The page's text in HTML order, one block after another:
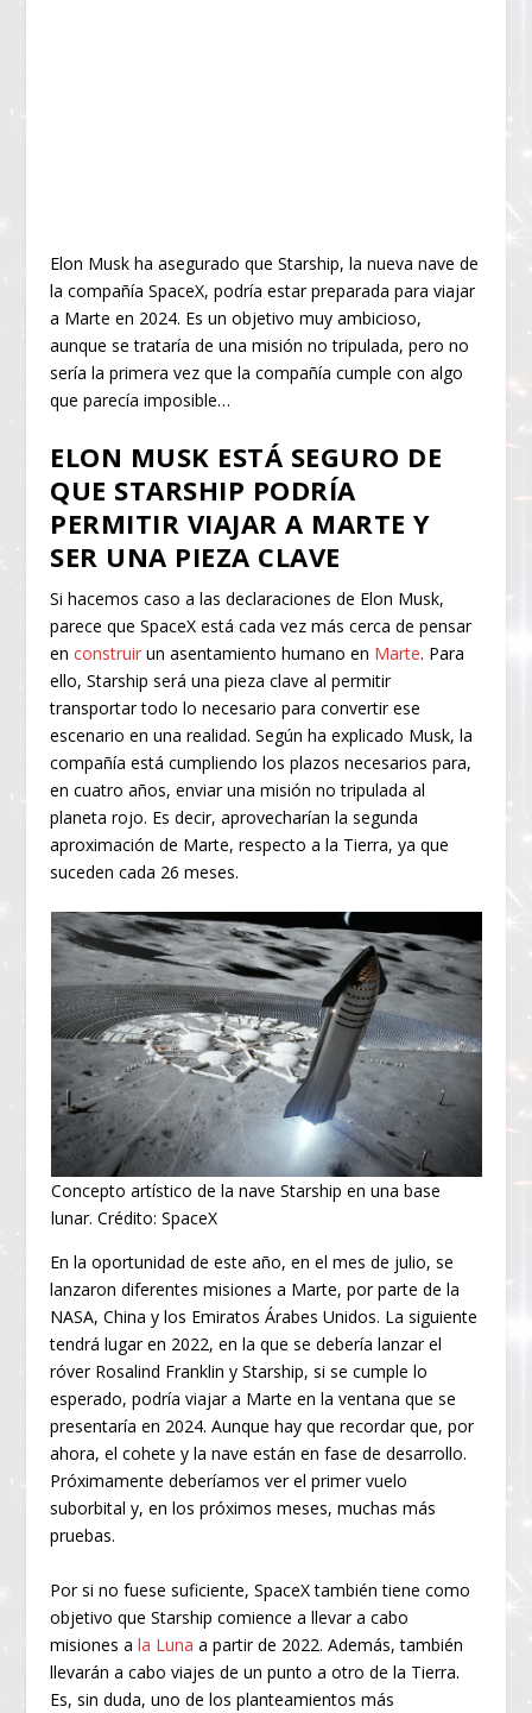
Elon Musk ha asegurado que Starship, la nueva nave de
la compañía SpaceX, podría estar preparada para viajar
a Marte en 2024. Es un objetivo muy ambicioso,
aunque se trataría de una misión no tripulada, pero no
sería la primera vez que la compañía cumple con algo
que parecía imposible…
ELON MUSK ESTÁ SEGURO DE
QUE STARSHIP PODRÍA
PERMITIR VIAJAR A MARTE Y
SER UNA PIEZA CLAVE
Si hacemos caso a las declaraciones de Elon Musk,
parece que SpaceX está cada vez más cerca de pensar
enconstruir un asentamiento humano en Marte. Para
ello, Starship será una pieza clave al permitir
transportar todo lo necesario para convertir ese
escenario en una realidad. Según ha explicado Musk, la
compañía está cumpliendo los plazos necesarios para,
en cuatro años, enviar una misión no tripulada al
planeta rojo. Es decir, aprovecharían la segunda
aproximación de Marte, respecto a la Tierra, ya que
suceden cada 26 meses.
Concepto artístico de la nave Starship en una base
lunar. Crédito: SpaceX
En la oportunidad de este año, en el mes de julio, se
lanzaron diferentes misiones a Marte, por parte de la
NASA, China y los Emiratos Árabes Unidos. La siguiente
tendrá lugar en 2022, en la que se debería lanzar el
róver Rosalind Franklin y Starship, si se cumple lo
esperado, podría viajar a Marte en la ventana que se
presentaría en 2024. Aunque hay que recordar que, por
ahora, el cohete y la nave están en fase de desarrollo.
Próximamente deberíamos ver el primer vuelo
suborbital y, en los próximos meses, muchas más
pruebas.
Por si no fuese suficiente, SpaceX también tiene como
objetivo que Starship comience a llevar a cabo
misiones ala Lunaa partir de 2022. Además, también
llevarán a cabo viajes de un punto a otro de la Tierra.
Es, sin duda, uno de los planteamientos más